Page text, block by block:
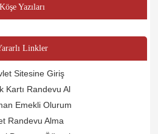
Köşe Yazıları
Linkler
Sitesine Giriş
Kartı Randevu Al
Emekli Olurum
Randevu Alma